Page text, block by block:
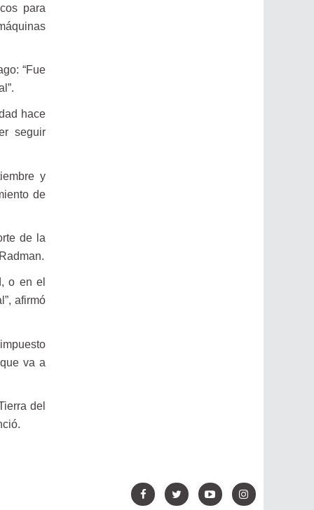
para
“Fue
hace
seguir
y
de
de la
o en el
afirmó
va a
del